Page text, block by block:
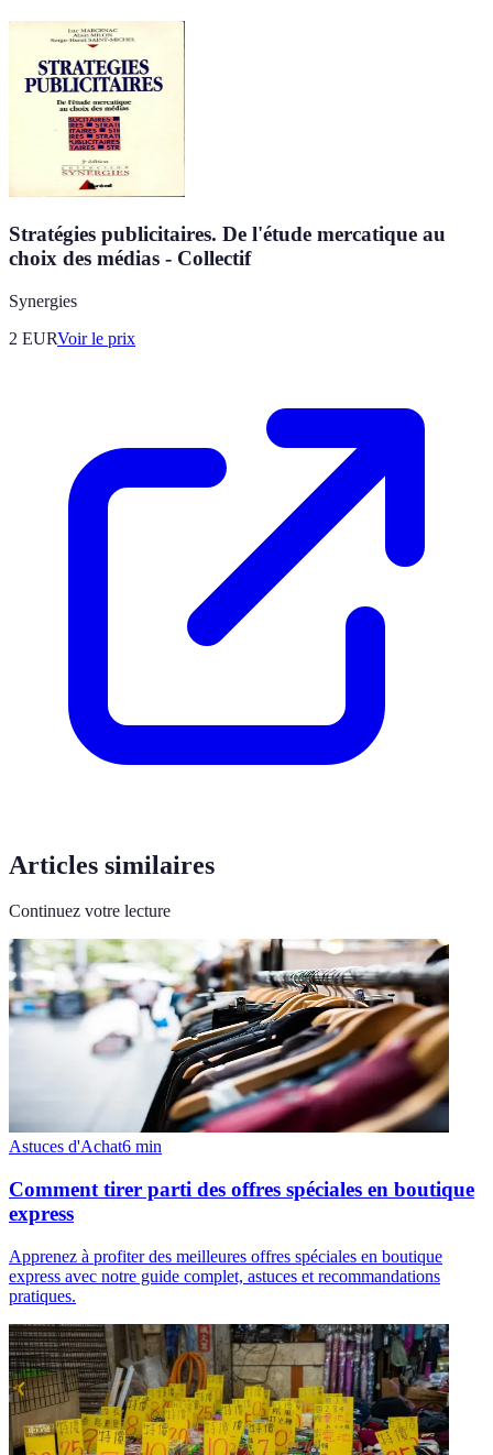
Stratégies publicitaires. De l'étude mercatique au
choix des médias - Collectif
Synergies
2 EURVoir le prix
Articles similaires
Continuez votre lecture
Astuces d'Achat6 min
Comment tirer parti des offres spéciales en boutique
express
Apprenez à profiter des meilleures offres spéciales en boutique
express avec notre guide complet, astuces et recommandations
pratiques.